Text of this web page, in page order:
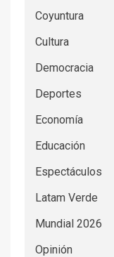
Coyuntura
Cultura
Democracia
Deportes
Economía
Educación
Espectáculos
Latam Verde
Mundial 2026
Opinión